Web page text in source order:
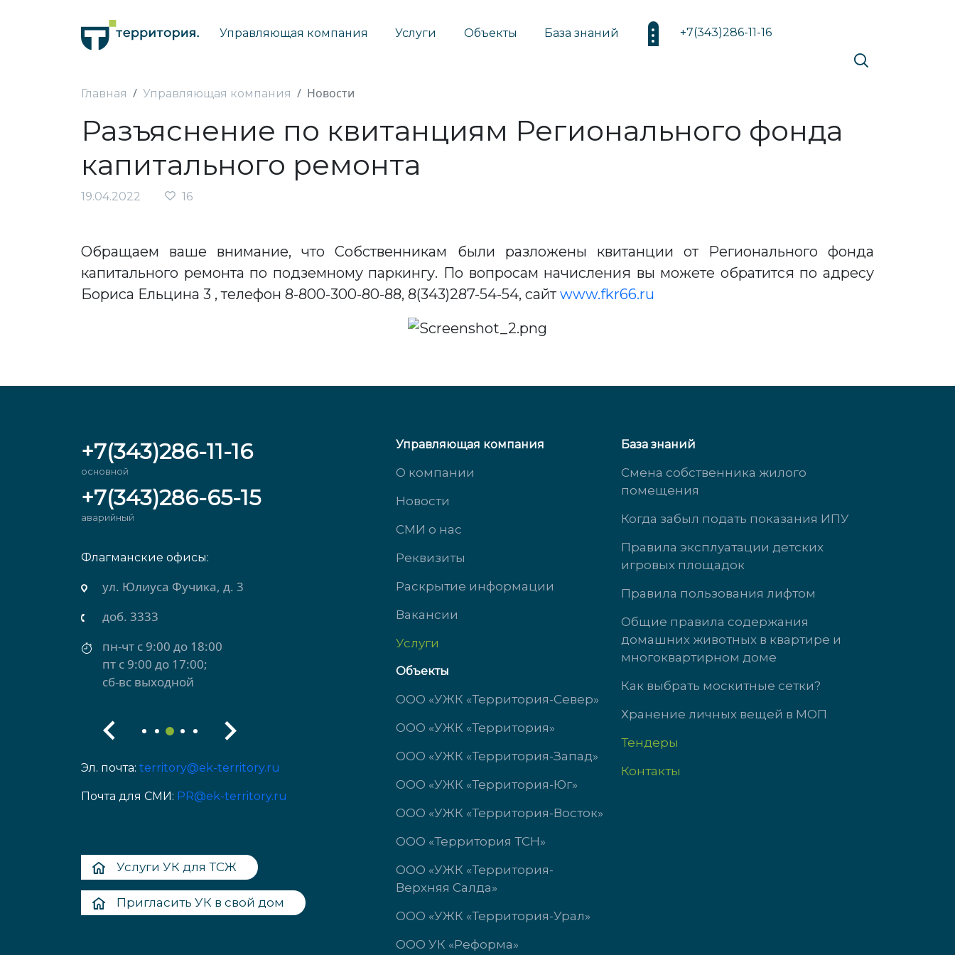
+7(343)286-11-16
Управляющая компания Услуги Объекты База знаний
Главная Управляющая компания Новости
Разъяснение по квитанциям Регионального фонда
капитального ремонта
19.04.2022 16
Обращаем ваше внимание, что Собственникам были разложены квитанции от Регионального фонда
капитального ремонта по подземному паркингу. По вопросам начисления вы можете обратится по адресу
Бориса Ельцина 3 , телефон 8-800-300-80-88, 8(343)287-54-54, сайтwww.fkr66.ru
+7(343)286-11-16
основной
+7(343)286-65-15
аварийный
Флагманские офисы:
ул. Юлиуса Фучика, д. 3
доб. 3333
пн-чт с 9:00 до 18:00
пт с 9:00 до 17:00;
сб-вс выходной
ул. Михеева, д. 2
доб. 3434
пн-чт с 9:00 до 18:00
пт с 9:00 до 17:00
ул. Южногорская, д. 11
доб. 3323
пн-чт с 9:00 до 18:00
пт с 9:00 до 17:00
сб-вс выходной
Эл. почта: territory@ek-territory.ru
Почта для СМИ: PR@ek-territory.ru
Услуги УК для ТСЖ
Пригласить УК в свой дом
Управляющая компания
О компании
Новости
СМИ о нас
Реквизиты
Раскрытие информации
Вакансии
Услуги
Объекты
ООО «УЖК «Территория-Север»
ООО «УЖК «Территория»
ООО «УЖК «Территория-Запад»
ООО «УЖК «Территория-Юг»
ООО «УЖК «Территория-Восток»
ООО «Территория ТСН»
ООО «УЖК «Территория-
Верхняя Салда»
ООО «УЖК «Территория-Урал»
ООО УК «Реформа»
База знаний
Смена собственника жилого
помещения
Когда забыл подать показания ИПУ
Правила эксплуатации детских
игровых площадок
Правила пользования лифтом
Общие правила содержания
домашних животных в квартире и
многоквартирном доме
Как выбрать москитные сетки?
Хранение личных вещей в МОП
Тендеры
Контакты